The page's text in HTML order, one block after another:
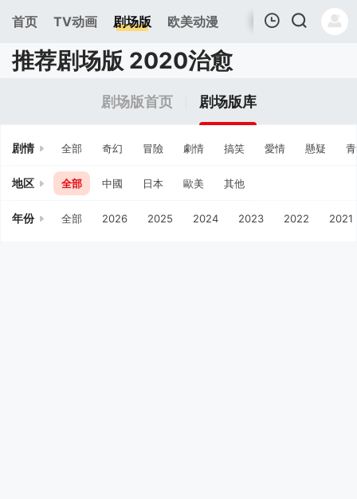
首页 TV动画 剧场版 欧美动漫
我的观影记录
推荐剧场版 2020治愈
剧场版首页 剧场版库
剧情 全部 奇幻 冒險 劇情 搞笑 愛情 懸疑
地区 全部 中國 日本 歐美 其他
年份 全部 2026 2025 2024 2023 2022 2021